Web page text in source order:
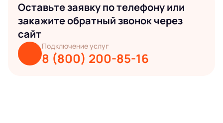
Оставьте заявку по телефону или
закажите обратный звонок через
сайт
Подключение услуг
8 (800) 200-85-16